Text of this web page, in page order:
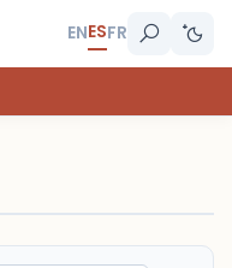
ENESFR